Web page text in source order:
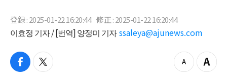
登録 : 2025-01-22 16:20:44 修正 : 2025-01-22 16:20:44
이효정 기자 / [번역] 양정미 기자 ssaleya@ajunews.com
f
t
z
Z